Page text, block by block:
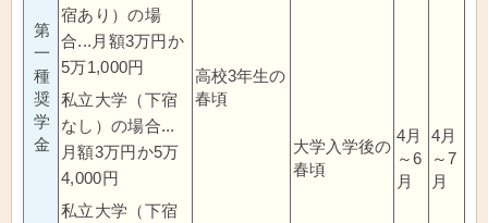
第
一
種
奨
学
金
宿あり）の場
合...月額3万円か
5万1,000円
私立大学（下宿
なし）の場合...
月額3万円か5万
4,000円
私立大学（下宿
高校3年生の
春頃
大学入学後の
春頃
4月
～6
月
4月
～7
月